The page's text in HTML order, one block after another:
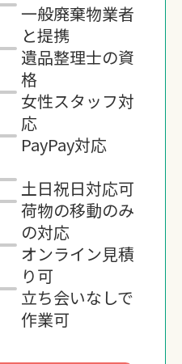
一般廃棄物業者
と提携
遺品整理士の資
格
女性スタッフ対
応
PayPay対応
土日祝日対応可
荷物の移動のみ
の対応
オンライン見積
り可
立ち会いなしで
作業可